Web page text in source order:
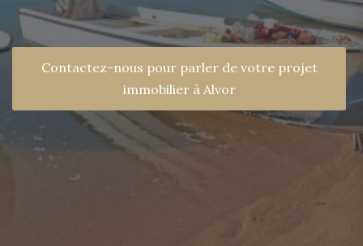
Contactez-nous pour parler de votre projet
immobilier à Alvor